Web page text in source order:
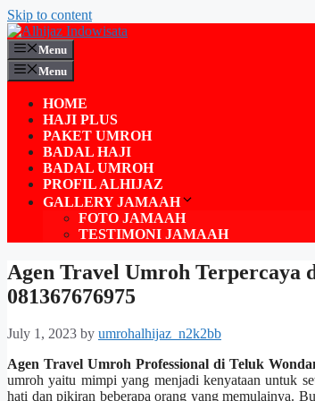
Skip to content
Menu
Menu
HOME
HAJI PLUS
PAKET UMROH
BADAL HAJI
BADAL UMROH
PROFIL ALHIJAZ
GALLERY JAMAAH
FOTO JAMAAH
TESTIMONI JAMAAH
Agen Travel Umroh Terpercaya
081367676975
July 1, 2023 by umrohalhijaz_n2k2bb
Agen Travel Umroh Professional di Teluk
umroh yaitu mimpi yang menjadi kenyataan untuk
hati dan pikiran beberapa orang yang memulainya.